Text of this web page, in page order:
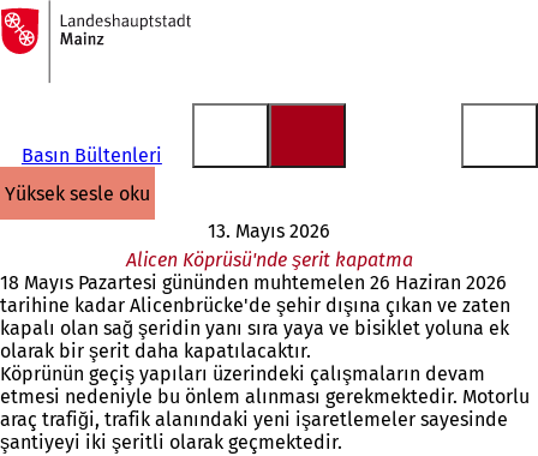
İçeriğe atla
Ana
sayfaya
Basın Bültenleri
yüksek sesle oku
13. Mayıs 2026
Alicen Köprüsü'nde şerit kapatma
18 Mayıs Pazartesi gününden muhtemelen 26 Haziran 2026
tarihine kadar Alicenbrücke'de şehir dışına çıkan ve zaten
kapalı olan sağ şeridin yanı sıra yaya ve bisiklet yoluna ek
olarak bir şerit daha kapatılacaktır.
Köprünün geçiş yapıları üzerindeki çalışmaların devam
etmesi nedeniyle bu önlem alınması gerekmektedir. Motorlu
araç trafiği, trafik alanındaki yeni işaretlemeler sayesinde
şantiyeyi iki şeritli olarak geçmektedir.